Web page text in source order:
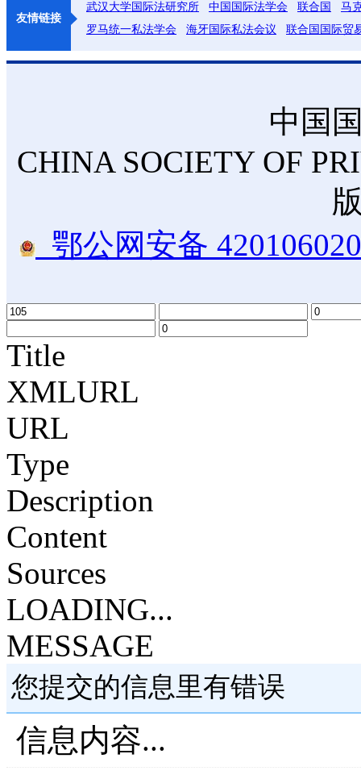
友情链接
武汉大学国际法研究所 中国国际法学会 联合国
马
罗马统一私法学会
海牙国际私法会议 联合国国际贸
中国
CHINA SOCIETY OF
鄂公网安备
Title
XMLURL
URL
Type
Description
Content
Sources
LOADING...
MESSAGE
您提交的信息里有错误
信息内容...